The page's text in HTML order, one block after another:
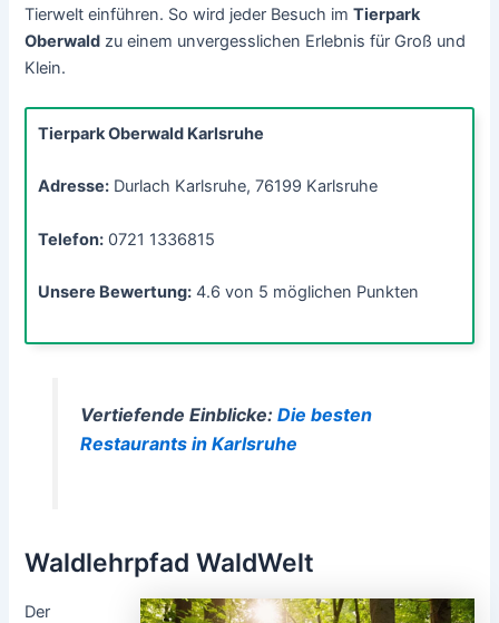
Tierwelt einführen. So wird jeder Besuch imTierpark
Oberwald zu einem unvergesslichen Erlebnis für Groß und
Klein.
Tierpark Oberwald Karlsruhe
Adresse: Durlach Karlsruhe, 76199 Karlsruhe
Telefon: 0721 1336815
Unsere Bewertung: 4.6 von 5 möglichen Punkten
Vertiefende Einblicke: Die besten
Restaurants in Karlsruhe
Waldlehrpfad WaldWelt
Der